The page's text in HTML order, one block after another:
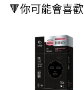
🔻你可能會喜歡